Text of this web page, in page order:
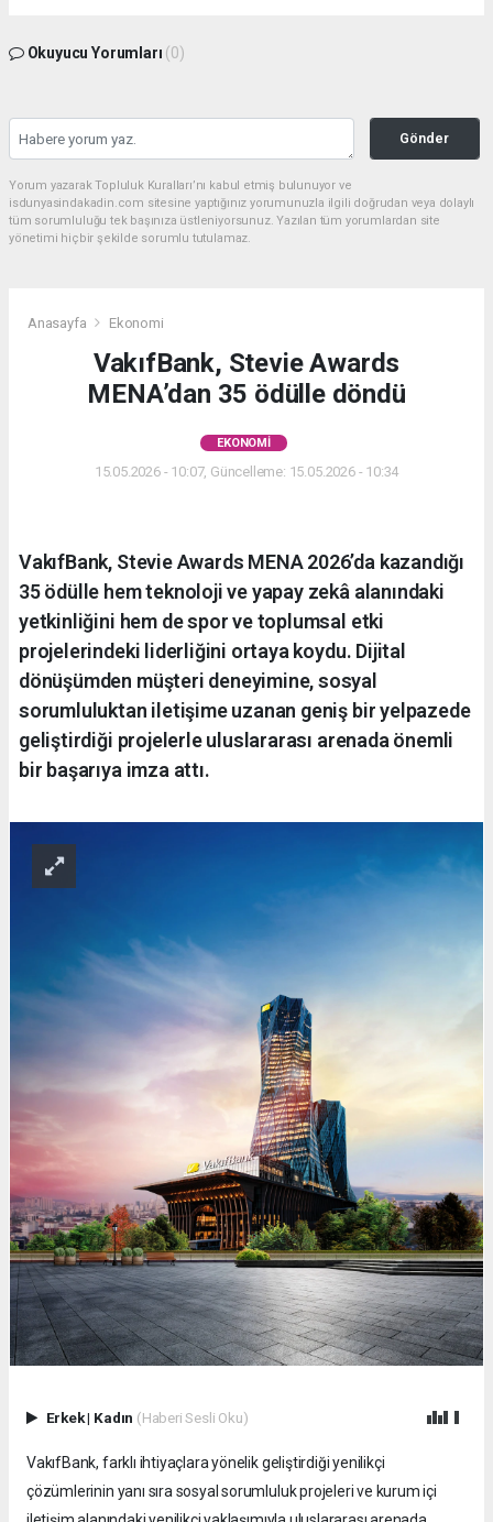
Okuyucu Yorumları (0)
Gönder
Yorum yazarak Topluluk Kuralları’nı kabul etmiş bulunuyor ve
isdunyasindakadin.com sitesine yaptığınız yorumunuzla ilgili doğrudan veya dolaylı
tüm sorumluluğu tek başınıza üstleniyorsunuz. Yazılan tüm yorumlardan site
yönetimi hiçbir şekilde sorumlu tutulamaz.
Anasayfa Ekonomi
VakıfBank, Stevie Awards
MENA’dan 35 ödülle döndü
EKONOMI
15.05.2026 - 10:07, Güncelleme: 15.05.2026 - 10:34
VakıfBank, Stevie Awards MENA 2026’da kazandığı
35 ödülle hem teknoloji ve yapay zekâ alanındaki
yetkinliğini hem de spor ve toplumsal etki
projelerindeki liderliğini ortaya koydu. Dijital
dönüşümden müşteri deneyimine, sosyal
sorumluluktan iletişime uzanan geniş bir yelpazede
geliştirdiği projelerle uluslararası arenada önemli
bir başarıya imza attı.
Erkek| Kadın (Haberi Sesli Oku)
VakıfBank, farklı ihtiyaçlara yönelik geliştirdiği yenilikçi
çözümlerinin yanı sıra sosyal sorumluluk projeleri ve kurum içi